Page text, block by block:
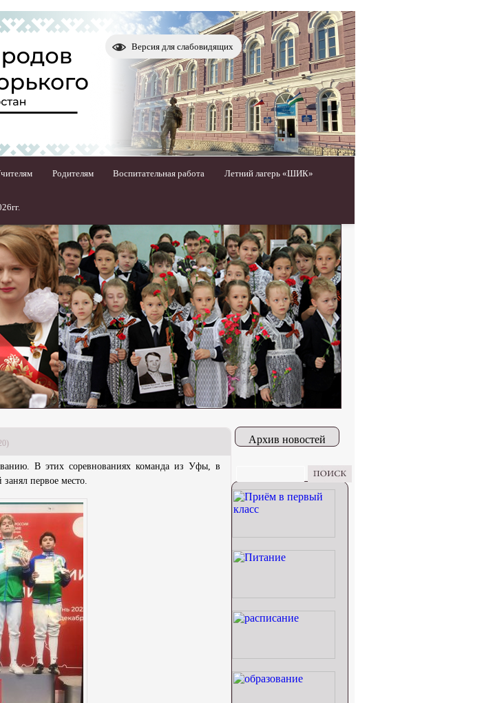
Версия для слабовидящих
Родителям Воспитательная работа Летний лагерь «ШИК»
В этих соревнованиях команда из Уфы, в
первое место.
Архив новостей